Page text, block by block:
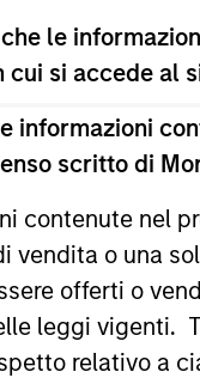
le
cui si accede al
informazioni
scritto di
contenute nel
vendita o una
offerti o
leggi vigenti.
relativo a
relative ai
di
d’investimento
richieste di
o del
disponibili sul
di sostenibilità del
a prendere
Information
del
ottenute dal
è Banque